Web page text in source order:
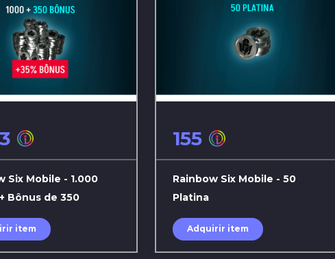
Six Mobile - 1.000
Bônus de 350
item
155
Rainbow Six Mobile - 50
Platina
Adquirir item